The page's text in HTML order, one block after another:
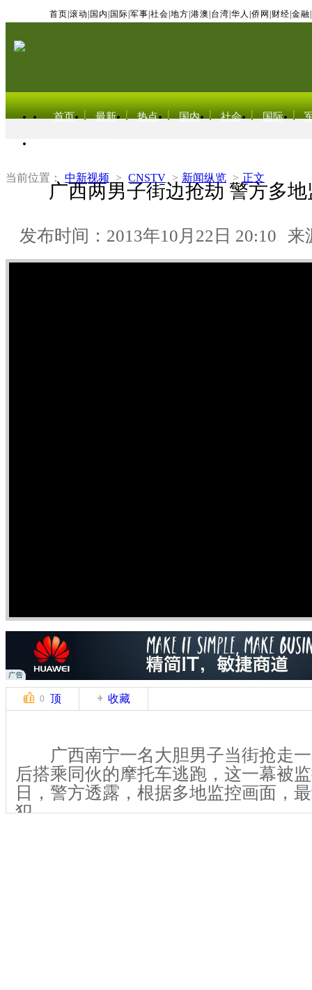
首页 滚动 国内 国际 军事 社会 地方 港澳 台湾 华人 侨网 财经 金融
首页 最新 热点 国内 社会 国际
当前位置： 中新视频 > CNSTV > 新闻纵览 > 正文
广西两男子街边抢劫 警方多
发布时间：2013年10月22日 20:10 来
0 顶 收藏
广西南宁一名大胆男子当街抢走一
后搭乘同伙的摩托车逃跑，这一幕被
日，警方透露，根据多地监控画面，
犯。